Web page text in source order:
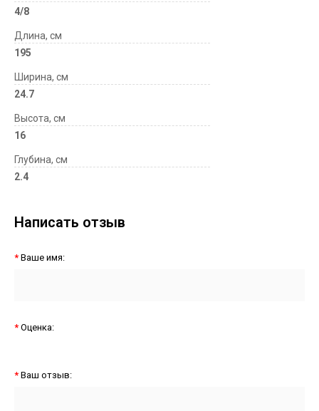
4/8
Длина, см
195
Ширина, см
24.7
Высота, см
16
Глубина, см
2.4
Написать отзыв
Ваше имя:
Оценка:
Ваш отзыв: